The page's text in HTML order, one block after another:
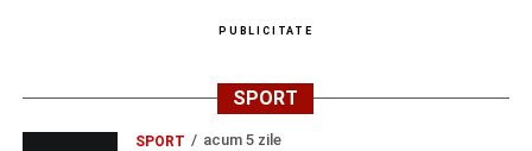
– Proiecție cinematografică:
Gabi Virginia Șarga și Cătălin Rotaru, producător Gabi
PUBLICITATE
SPORT
SPORT acum 5 zile